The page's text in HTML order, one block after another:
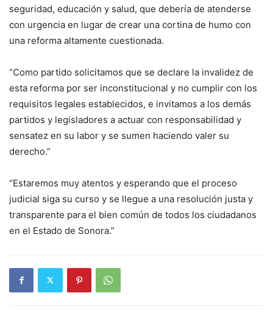
seguridad, educación y salud, que debería de atenderse
con urgencia en lugar de crear una cortina de humo con
una reforma altamente cuestionada.
“Como partido solicitamos que se declare la invalidez de
esta reforma por ser inconstitucional y no cumplir con los
requisitos legales establecidos, e invitamos a los demás
partidos y legisladores a actuar con responsabilidad y
sensatez en su labor y se sumen haciendo valer su
derecho.”
“Estaremos muy atentos y esperando que el proceso
judicial siga su curso y se llegue a una resolución justa y
transparente para el bien común de todos los ciudadanos
en el Estado de Sonora.”